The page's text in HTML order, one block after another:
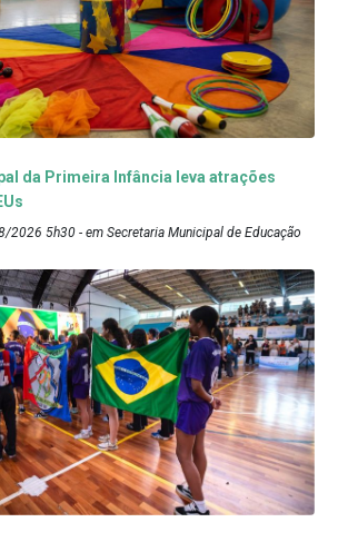
da Primeira Infância leva atrações
2026 5h30 - em Secretaria Municipal de Educação